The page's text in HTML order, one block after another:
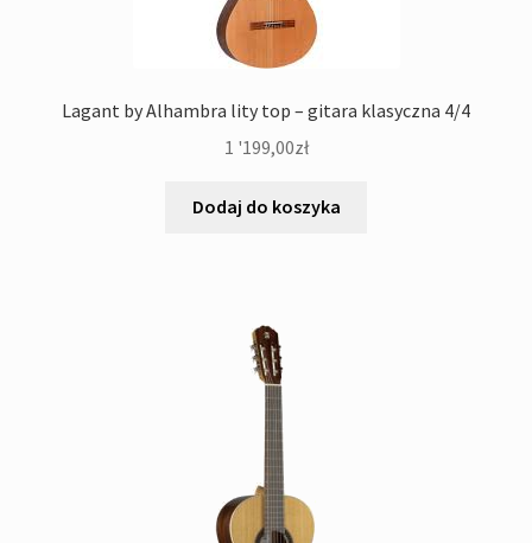
Lagant by Alhambra lity top – gitara klasyczna 4/4
1 '199,00zł
Dodaj do koszyka